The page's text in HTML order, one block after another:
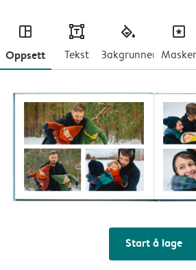
layout
Oppsett
text
Tekst
fill
Bakgrunner
masks
Masker
Start å lage